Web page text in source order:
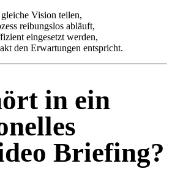
Vision teilen,
reibungslos abläuft,
eingesetzt werden,
den Erwartungen entspricht.
in ein
Briefing?